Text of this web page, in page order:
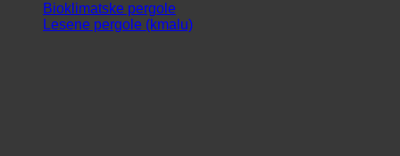
Bioklimatske pergole
Lesene pergole (kmalu)